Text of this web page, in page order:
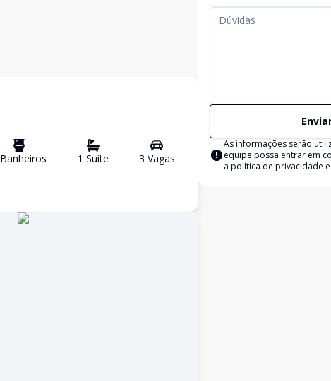
Banheiros 1 Suíte 3 Vagas
As informações serão
equipe possa entrar em
a política de privacidade